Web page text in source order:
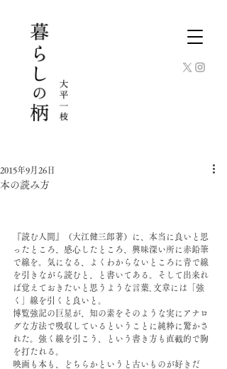
本の読み方
2015年9月26日
『読む人間』（大江健三郎著）に、本当に良いと思
ったところ、感心したところ、興味深い所に赤鉛筆
で線を。気になる、よくわからないところに青で線
を引きながら読むと、と書いてある。そして出来れ
ば覚えておきたいと思うような言葉､文章には「強
く」線を引くと良いと。
博覧強記の巨星が、知の素をそのような実にアナロ
グな方法で吸収しているということに純粋に驚かさ
れた。強く線を引こう、という書き方も直截的で胸
を打たれる。
映画も本も、どちらかというと古いものが好きだ